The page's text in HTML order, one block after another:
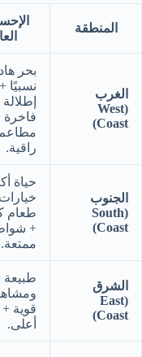
المنطقة
الغرب
(West
Coast)
بحر
نسبيًا +
إطلالة
فاخرة
مطاعم
راقية.
الجنوب
(South
Coast)
حياة
خيارات
طعام
+
ممتعة.
الشرق
(East
Coast)
طبيعة
قوية +
أعلى.